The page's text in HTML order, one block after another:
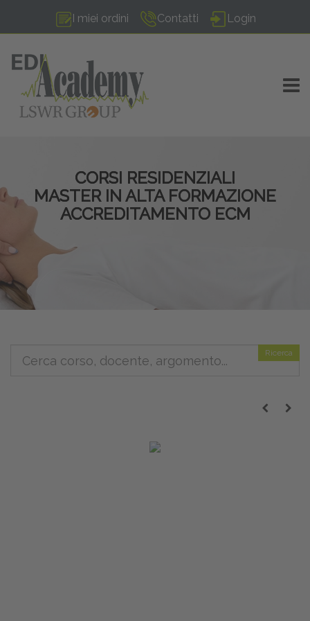
I miei ordini Contatti Login
CORSI RESIDENZIALI
MASTER IN ALTA FORMAZIONE
ACCREDITAMENTO ECM
Ricerca